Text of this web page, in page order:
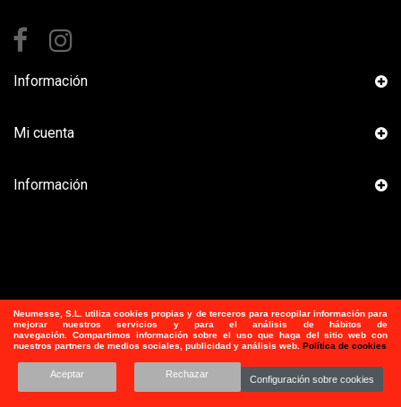
Neumesse, S.L. utiliza cookies propias y de terceros para recopilar información para
mejorar nuestros servicios y para el análisis de hábitos de
navegación. Compartimos información sobre el uso que haga del sitio web con
nuestros partners de medios sociales, publicidad y análisis web. Política de cookies
Aceptar Rechazar Configuración sobre cookies
Información
Mi cuenta
Información
© 2019 La Oportunidad. · NEUMESSE Avda. de Chinales 37 - 14007
Córdoba · CIF B-14443998. Delegado de protección de datos
dpd@laoportunidad.es